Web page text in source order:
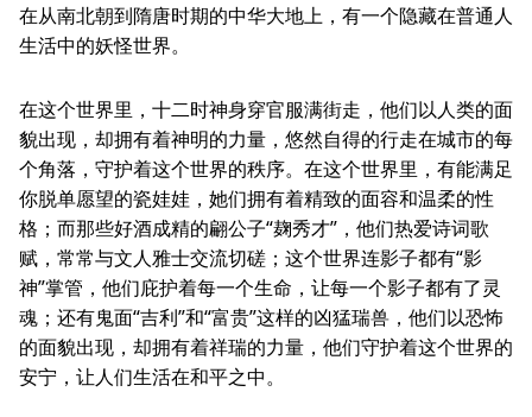
简体中文
在从南北朝到隋唐时期的中华大地上，有一个隐藏在普通人
生活中的妖怪世界。
在这个世界里，十二时神身穿官服满街走，他们以人类的面
貌出现，却拥有着神明的力量，悠然自得的行走在城市的每
个角落，守护着这个世界的秩序。在这个世界里，有能满足
你脱单愿望的瓷娃娃，她们拥有着精致的面容和温柔的性
格；而那些好酒成精的翩公子“麹秀才”，他们热爱诗词歌
赋，常常与文人雅士交流切磋；这个世界连影子都有“影
神”掌管，他们庇护着每一个生命，让每一个影子都有了灵
魂；还有鬼面“吉利”和“富贵”这样的凶猛瑞兽，他们以恐怖
的面貌出现，却拥有着祥瑞的力量，他们守护着这个世界的
安宁，让人们生活在和平之中。